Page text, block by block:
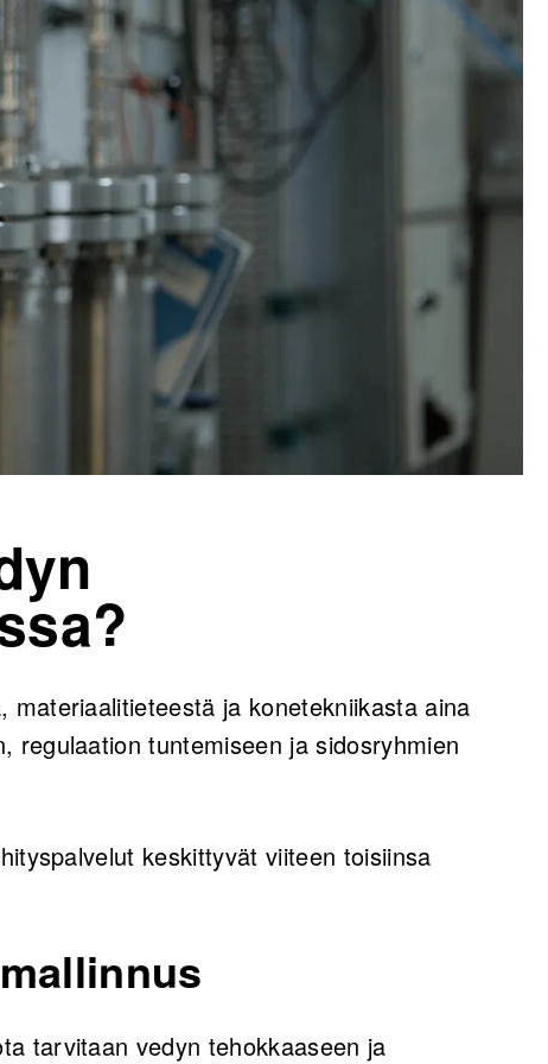
ja konetekniikasta aina
regulaation tuntemiseen ja sidosryhmien
keskittyvät viiteen toisiinsa
tarvitaan vedyn tehokkaaseen ja